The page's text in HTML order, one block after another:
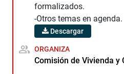
formalizados.
-Otros temas en agenda.
Descargar
ORGANIZA
Comisión de Vivienda y